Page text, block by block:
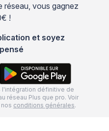
réseau, vous gagnez
!
et soyez
l'intégration définitive de
réseau Plus que pro. Voir
conditions générales.